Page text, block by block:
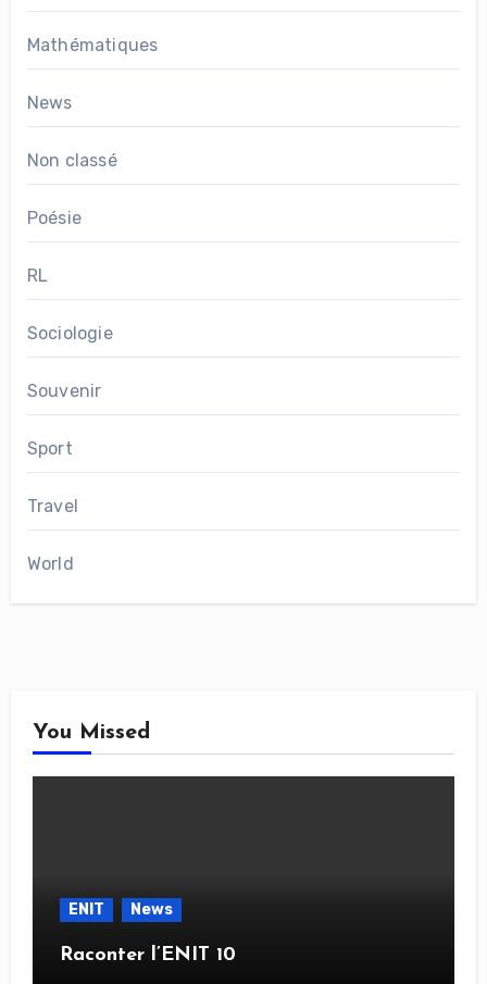
Mathématiques
News
Non classé
Poésie
RL
Sociologie
Souvenir
Sport
Travel
World
You Missed
ENIT News
Raconter l’ENIT 10